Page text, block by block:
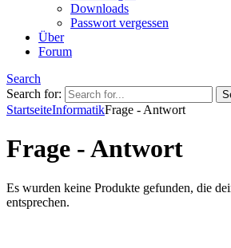
Downloads
Passwort vergessen
Über
Forum
Search
Search for:
StartseiteInformatikFrage - Antwort
Frage - Antwort
Es wurden keine Produkte gefunden, die
entsprechen.